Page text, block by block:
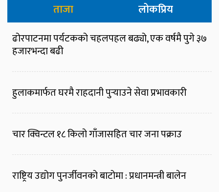
ताजा लोकप्रिय
ढोरपाटनमा पर्यटकको चहलपहल बढ्यो, एक वर्षमै पुगे ३७
हजारभन्दा बढी
हुलाकमार्फत घरमै राहदानी पुर्‍याउने सेवा प्रभावकारी
चार क्विन्टल १८ किलो गाँजासहित चार जना पक्राउ
राष्ट्रिय उद्योग पुनर्जीवनको बाटोमा : प्रधानमन्त्री बालेन